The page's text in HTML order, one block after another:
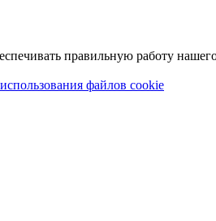
правильную работу нашего
файлов cookie